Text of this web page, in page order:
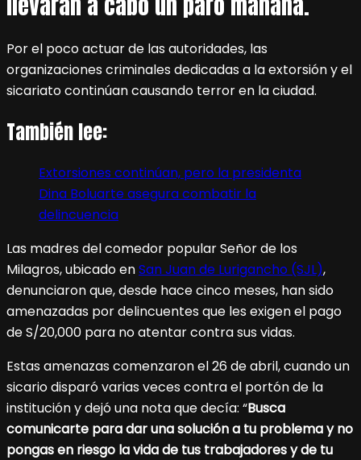
Por el poco actuar de las autoridades, las
organizaciones criminales dedicadas a la extorsión y el
sicariato continúan causando terror en la ciudad.
También lee:
Extorsiones continúan, pero la presidenta
Dina Boluarte asegura combatir la
delincuencia
Las madres del comedor popular Señor de los
Milagros, ubicado enSan Juan de Lurigancho (SJL),
denunciaron que, desde hace cinco meses, han sido
amenazadas por delincuentes que les exigen el pago
de S/20,000 para no atentar contra sus vidas.
Estas amenazas comenzaron el 26 de abril, cuando un
sicario disparó varias veces contra el portón de la
institución y dejó una nota que decía: “Busca
comunicarte para dar una solución a tu problema y no
pongas en riesgo la vida de tus trabajadores y de tu